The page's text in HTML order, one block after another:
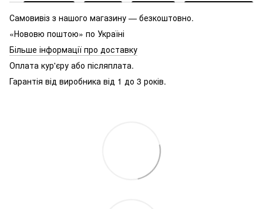
Самовивіз з нашого магазину — безкоштовно.
«Нововю поштою» по Україні
Більше інформації про доставку
Оплата кур'єру або післяплата.
Гарантія від виробника від 1 до 3 років.